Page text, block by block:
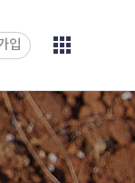
입